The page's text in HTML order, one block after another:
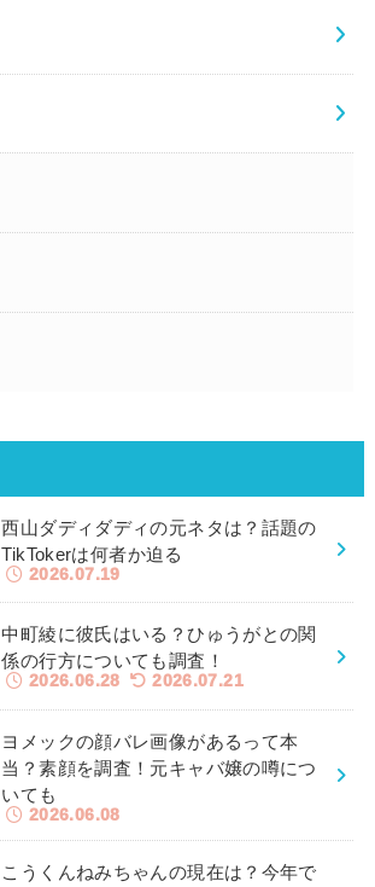
西山ダディダディの元ネタは？話題の
TikTokerは何者か迫る
2026.07.19
中町綾に彼氏はいる？ひゅうがとの関
係の行方についても調査！
2026.06.28 2026.07.21
ヨメックの顔バレ画像があるって本
当？素顔を調査！元キャバ嬢の噂につ
いても
2026.06.08
こうくんねみちゃんの現在は？今年で